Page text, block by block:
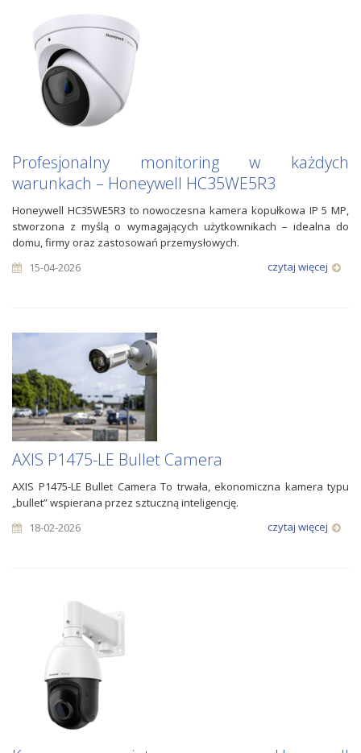
Profesjonalny monitoring w każdych
warunkach – Honeywell HC35WE5R3
Honeywell HC35WE5R3 to nowoczesna kamera kopułkowa IP 5 MP,
stworzona z myślą o wymagających użytkownikach – idealna do
domu, firmy oraz zastosowań przemysłowych.
15-04-2026
czytaj więcej
AXIS P1475-LE Bullet Camera
AXIS P1475-LE Bullet Camera To trwała, ekonomiczna kamera typu
„bullet” wspierana przez sztuczną inteligencję.
18-02-2026
czytaj więcej